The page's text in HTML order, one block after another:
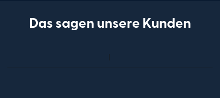
Das sagen unsere Kunden